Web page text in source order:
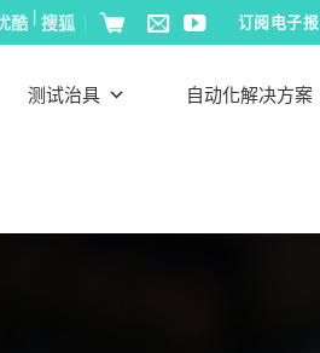
酷| 搜狐 订阅电子报
测试治具 自动化解决方案